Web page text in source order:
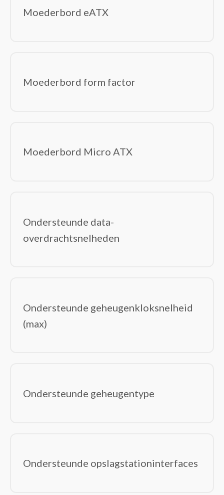
Moederbord eATX
Moederbord form factor
Moederbord Micro ATX
Ondersteunde data-
overdrachtsnelheden
Ondersteunde geheugenkloksnelheid
(max)
Ondersteunde geheugentype
Ondersteunde opslagstationinterfaces